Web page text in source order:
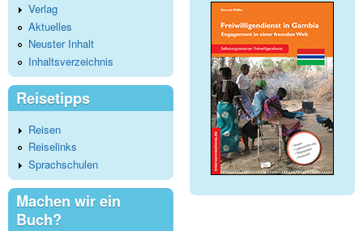
Verlag
Aktuelles
Neuster Inhalt
Inhaltsverzeichnis
Reisetipps
Reisen
Reiselinks
Sprachschulen
Machen wir ein
Buch?